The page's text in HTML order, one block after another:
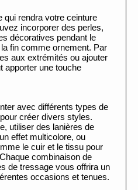
qui rendra votre ceinture
incorporer des perles,
décoratives pendant le
fin comme ornement. Par
aux extrémités ou ajouter
apporter une touche
avec différents types de
créer divers styles.
utiliser des lanières de
effet multicolore, ou
le cuir et le tissu pour
combinaison de
de tressage vous offrira un
occasions et tenues.